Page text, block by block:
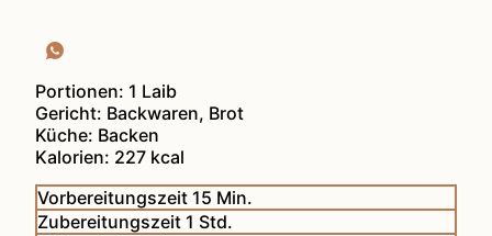
Portionen: 1 Laib
Gericht: Backwaren, Brot
Küche: Backen
Kalorien: 227 kcal
Vorbereitungszeit 15 Minuten
Min.
Zubereitungszeit 1 Stunde
Std.